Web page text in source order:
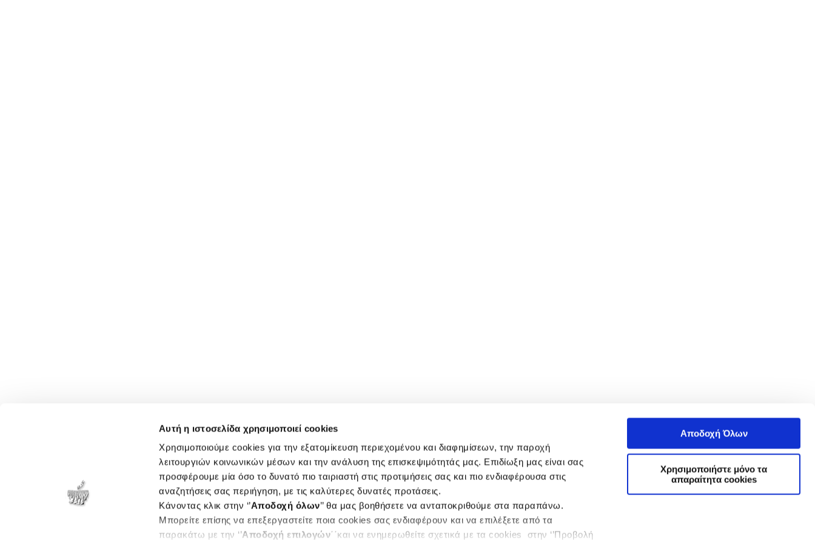
Αυτή η ιστοσελίδα χρησιμοποιεί cookies
Χρησιμοποιούμε cookies για την εξατομίκευση περιεχομένου και διαφημίσεων, την παροχή
λειτουργιών κοινωνικών μέσων και την ανάλυση της επισκεψιμότητάς μας. Επιδίωξη μας είναι σας
προσφέρουμε μία όσο το δυνατό πιο ταιριαστή στις προτιμήσεις σας και πιο ενδιαφέρουσα στις
αναζητήσεις σας περιήγηση, με τις καλύτερες δυνατές προτάσεις.
Κάνοντας κλικ στην ‘’Αποδοχή όλων’’ θα μας βοηθήσετε να ανταποκριθούμε στα παραπάνω.
Μπορείτε επίσης να επεξεργαστείτε ποια cookies σας ενδιαφέρουν και να επιλέξετε από τα
παρακάτω με την ‘’Αποδοχή επιλογών΄΄και να ενημερωθείτε σχετικά με τα cookies στην ‘’Προβολή
Αποδοχή Όλων
Χρησιμοποιήστε μόνο τα
απαραίτητα cookies